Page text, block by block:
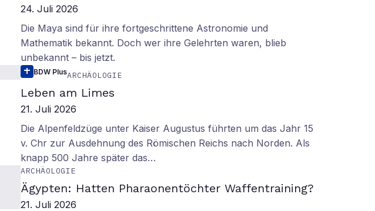
24. Juli 2026
Die Maya sind für ihre fortgeschrittene Astronomie und
Mathematik bekannt. Doch wer ihre Gelehrten waren, blieb
unbekannt – bis jetzt.
BDW PlusARCHÄOLOGIE
Leben am Limes
21. Juli 2026
Die Alpenfeldzüge unter Kaiser Augustus führten um das Jahr 15
v. Chr zur Ausdehnung des Römischen Reichs nach Norden. Als
knapp 500 Jahre später das…
ARCHÄOLOGIE
Ägypten: Hatten Pharaonentöchter Waffentraining?
21. Juli 2026